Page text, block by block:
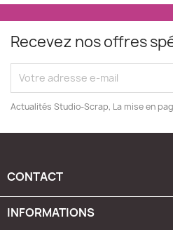
Recevez nos offres
Actualités Studio-Scrap, La mise en
CONTACT
INFORMATIONS